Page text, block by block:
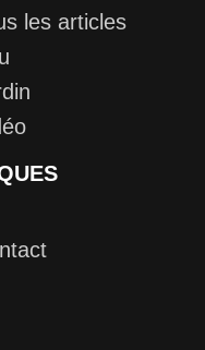
les articles